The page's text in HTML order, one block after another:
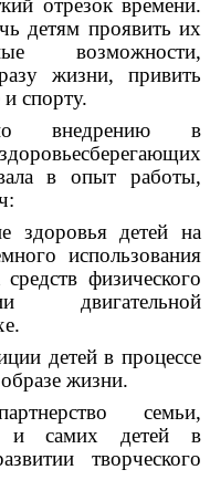
отрезок времени.
детям проявить их
возможности,
жизни, привить
спорту.
внедрению в
в опыт работы,
здоровья детей на
использования
физического
двигательной
детей в процессе
жизни.
семьи,
и самих детей в
творческого